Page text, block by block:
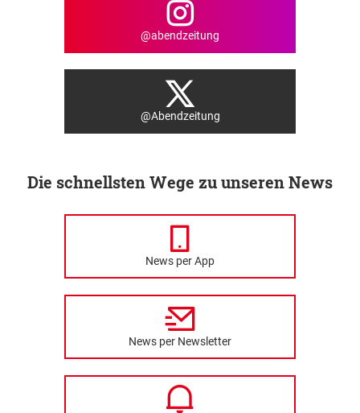
@abendzeitung
@Abendzeitung
Die schnellsten Wege zu unseren News
News per App
News per Newsletter